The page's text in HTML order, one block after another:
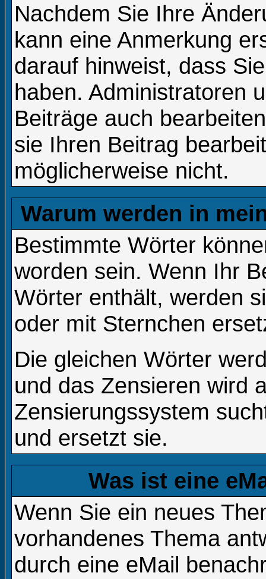
Nachdem Sie Ihre
kann eine Anmerkung
darauf hinweist, dass
haben. Administratoren
Beiträge auch
sie Ihren Beitrag
möglicherweise nicht.
Warum werden in
Bestimmte Wörter
worden sein. Wenn Ihr
Wörter enthält, werden
oder mit Sternchen
Die gleichen Wörter
und das Zensieren wird
Zensierungssystem
und ersetzt sie.
Was ist eine
Wenn Sie ein neues
vorhandenes Thema
durch eine eMail